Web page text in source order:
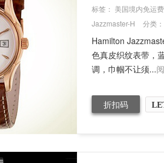
标签： 美国境内免运费
Jazzmaster-H
分类：
Hamilton
色真皮织纹表带，
调，巾帼不让须...
折扣码